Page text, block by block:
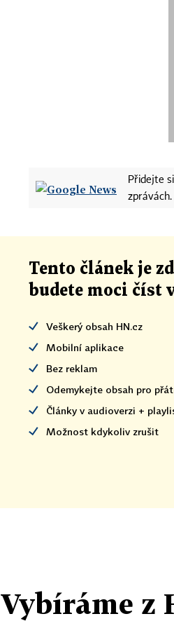
Přidejte
zprávách.
Tento článek je
budete moci číst
Veškerý obsah HN.cz
Mobilní aplikace
Bez reklam
Odemykejte obsah pro
Články v audioverzi +
Možnost kdykoliv zrušit
Vybíráme z